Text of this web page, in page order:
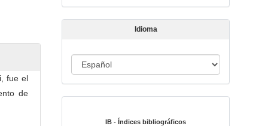
fue el
de
t
í
o
Idioma
d
m
IB - Índices bibliográficos